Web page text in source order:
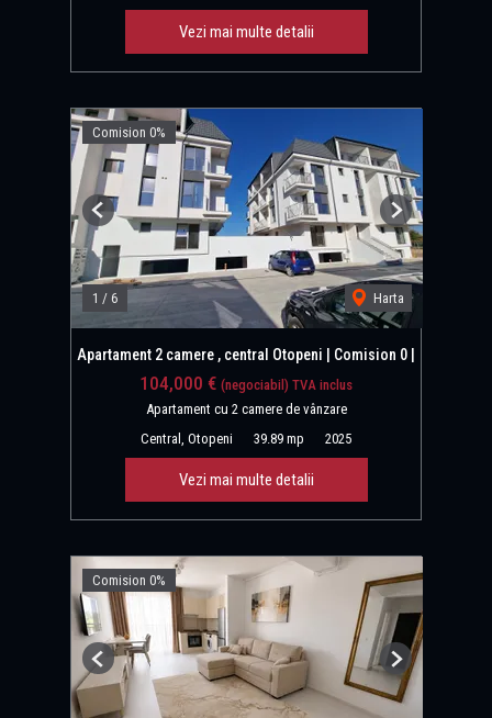
Vezi mai multe detalii
Comision 0%
1 / 6 Harta
Previous Next
Apartament 2 camere , central Otopeni | Comision 0 |
104,000 € (negociabil) TVA inclus
Apartament cu 2 camere de vânzare
Central, Otopeni
39.89 mp 2025
Vezi mai multe detalii
Comision 0%
Previous Next